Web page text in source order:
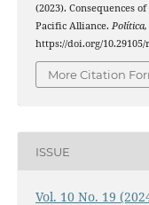
(2023). Consequences
Pacific Alliance.
https://doi.org/10.29105/
More Citation
ISSUE
Vol. 10 No. 19